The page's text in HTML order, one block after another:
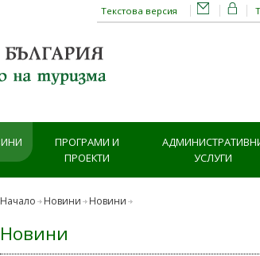
Текстова версия
ПРОГРАМИ И
ПРОЕКТИ
УСЛУГИ
Начало Новини Новини
Новини